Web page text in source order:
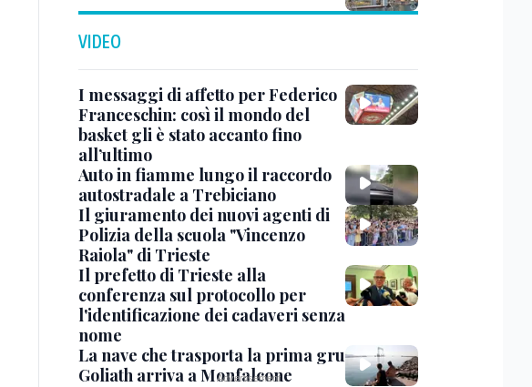
VIDEO
I messaggi di affetto per Federico
Franceschin: così il mondo del
basket gli è stato accanto fino
all’ultimo
Auto in fiamme lungo il raccordo
autostradale a Trebiciano
Il giuramento dei nuovi agenti di
Polizia della scuola "Vincenzo
Raiola" di Trieste
Il prefetto di Trieste alla
conferenza sul protocollo per
l'identificazione dei cadaveri senza
nome
La nave che trasporta la prima gru
Goliath arriva a Monfalcone